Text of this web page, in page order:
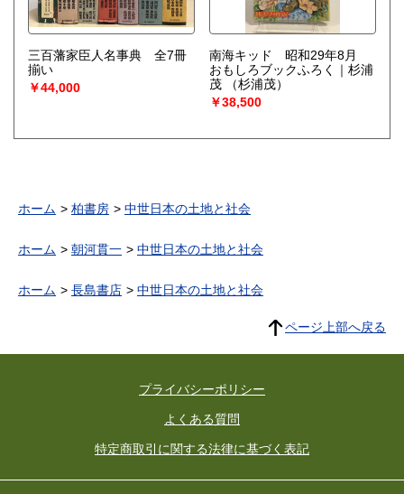
三百藩家臣人名事典 全7冊
揃い
￥44,000
南海キッド 昭和29年8月
おもしろブックふろく｜杉浦
茂
（杉浦茂）
￥38,500
ホーム 柏書房 中世日本の土地と社会
ホーム 朝河貫一 中世日本の土地と社会
ホーム 長島書店 中世日本の土地と社会
ページ上部へ戻る
プライバシーポリシー
よくある質問
特定商取引に関する法律に基づく表記